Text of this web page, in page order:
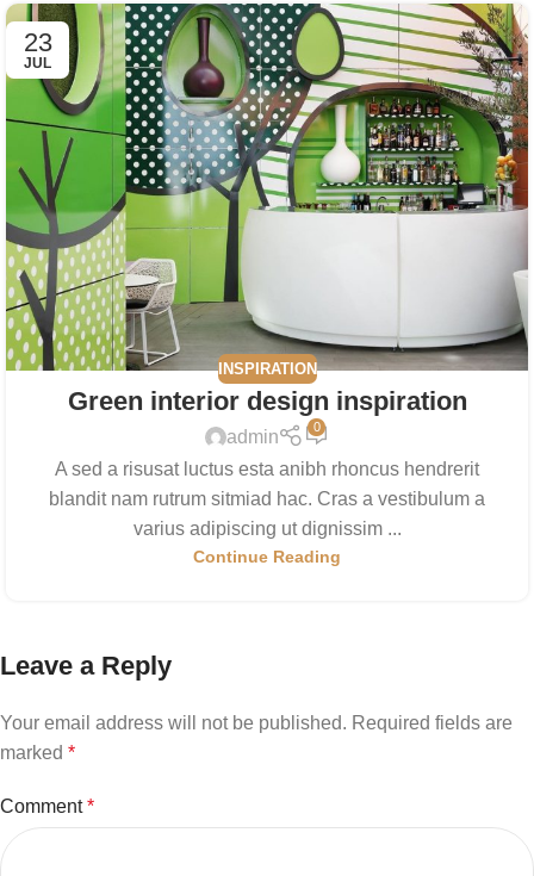
23
JUL
INSPIRATION
Green interior design inspiration
admin
0
A sed a risusat luctus esta anibh rhoncus hendrerit
blandit nam rutrum sitmiad hac. Cras a vestibulum a
varius adipiscing ut dignissim ...
Continue Reading
Leave a Reply
Your email address will not be published. Required fields are
marked *
Comment*